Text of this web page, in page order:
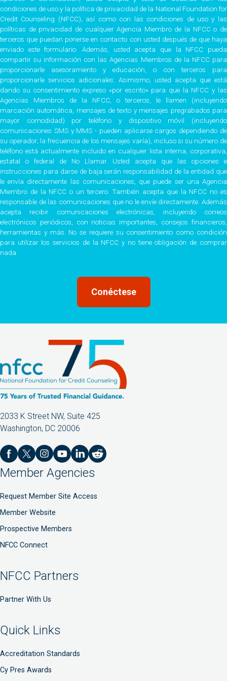
condiciones de uso y la política de privacidad de la National Foundation for
Credit Counseling (NFCC), así como con las condiciones de uso y las
políticas de privacidad de cualquier Agencia Miembro de la NFCC o de
terceros que puedan ponerse en contacto con usted después de que haya
enviado este formulario. Además, usted acepta que la NFCC pueda
compartir su información con las Agencias Miembros de la NFCC para
proporcionarle asesoramiento y educación, o con terceros para
proporcionarle servicios adicionales. Asimismo, usted acepta que está
dando su consentimiento expreso «por escrito» para que la NFCC y las
Agencias Miembros de la NFCC, o terceros, le llamen (incluyendo
marcación automática, mensajes de texto y mensajes pregrabados para
mayor comodidad) por teléfono y dispositivo móvil (incluyendo
comunicaciones SMS y MMS - pueden aplicarse cargos dependiendo de
su operador; la frecuencia de los mensajes varía), incluso si su número de
teléfono está actualmente incluido en cualquier lista interna, corporativa,
estatal o federal de No Llamar. Usted acepta que las opciones e
instrucciones para darse de baja serán responsabilidad de la entidad que
le envía directamente las comunicaciones, que puede ser una Agencia
Miembro de la NFCC o un tercero. También acepta que la NFCC no es
responsable de las comunicaciones que no le envíe directamente. Además
acepta recibir comunicaciones electrónicas, incluyendo correos
electrónicos periódicos, con noticias importantes, consejos financieros,
herramientas y más. No se requiere su consentimiento como condición
para utilizar los servicios de la NFCC y no tiene obligación de comprar
nada.
2033 K Street NW, Suite 425
Washington, DC 20006
Member Agencies
Request Member Site Access
Member Website
Prospective Members
NFCC Connect
NFCC Partners
Partner With Us
Quick Links
Accreditation Standards
Cy Pres Awards